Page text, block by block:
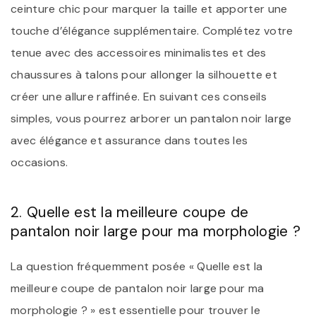
ceinture chic pour marquer la taille et apporter une
touche d’élégance supplémentaire. Complétez votre
tenue avec des accessoires minimalistes et des
chaussures à talons pour allonger la silhouette et
créer une allure raffinée. En suivant ces conseils
simples, vous pourrez arborer un pantalon noir large
avec élégance et assurance dans toutes les
occasions.
2. Quelle est la meilleure coupe de
pantalon noir large pour ma morphologie ?
La question fréquemment posée « Quelle est la
meilleure coupe de pantalon noir large pour ma
morphologie ? » est essentielle pour trouver le